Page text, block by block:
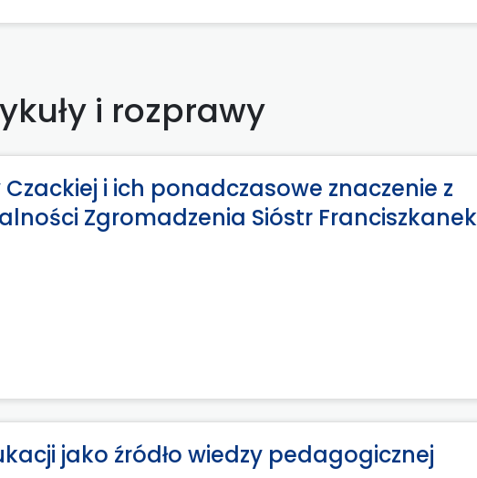
i rozprawy
i ich ponadczasowe znaczenie z
Zgromadzenia Sióstr Franciszkanek
jako źródło wiedzy pedagogicznej